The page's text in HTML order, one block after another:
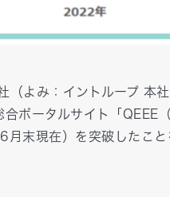
よみ：イントループ 本社
ポータルサイト「QEEE
末現在）を突破したこと